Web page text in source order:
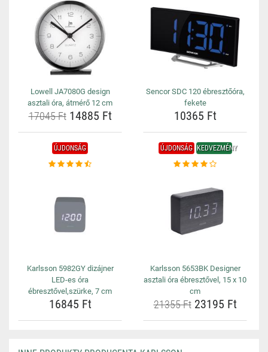
Lowell JA7080G design
asztali óra, átmérő 12 cm
17045 Ft14885 Ft
Sencor SDC 120 ébresztőóra,
fekete
10365 Ft
ÚJDONSÁG
Karlsson 5982GY dizájner
LED-es óra
ébresztővel,szürke, 7 cm
16845 Ft
ÚJDONSÁG KEDVEZMÉNY
Karlsson 5653BK Designer
asztali óra ébresztővel, 15 x 10
cm
21355 Ft23195 Ft